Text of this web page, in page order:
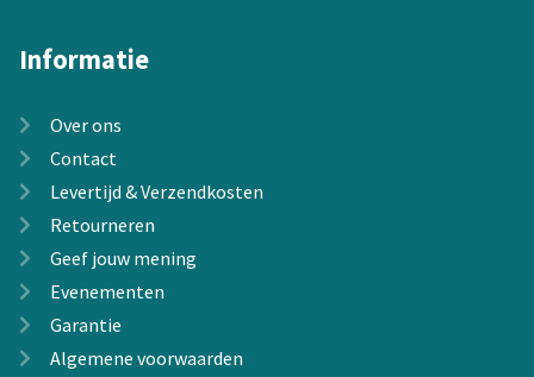
Informatie
Over ons
Contact
Levertijd & Verzendkosten
Retourneren
Geef jouw mening
Evenementen
Garantie
Algemene voorwaarden